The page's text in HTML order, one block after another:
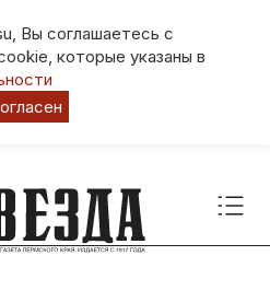
Вы соглашаетесь с
которые указаны в